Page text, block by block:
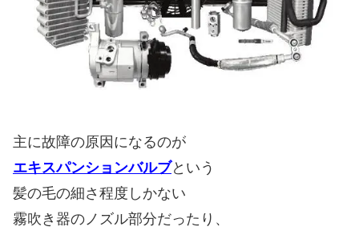
主に故障の原因になるのが
エキスパンションバルブという
髪の毛の細さ程度しかない
霧吹き器のノズル部分だったり、